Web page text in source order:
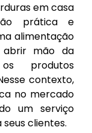
em casa
prática e
alimentação
abrir mão da
produtos
contexto,
no mercado
um serviço
clientes.